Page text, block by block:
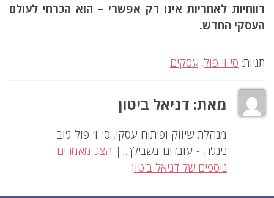
רווחיות לאחריות אינו רק אפשרי – הוא הכרחי לעולם
העסקי החדש.
תגיות: סי וי פול,עסקים
מאת: דניאל ביטון
מנהלת שיווק ופיתוח עסקי, סי וי פול ג'וב
נינג'ה - עובדים בשבילך. | הצג מאמרים
נוספים של דניאל ביטון